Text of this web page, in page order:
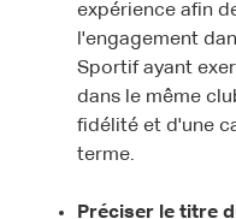
expérience afin
l'engagement
Sportif ayant
dans le même
fidélité et d'une
terme.
Préciser le titre